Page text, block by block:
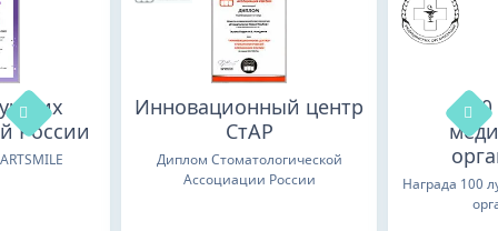
России
Инновационный центр
СтАР
Диплом Стоматологической
Ассоциации России
Награда 100